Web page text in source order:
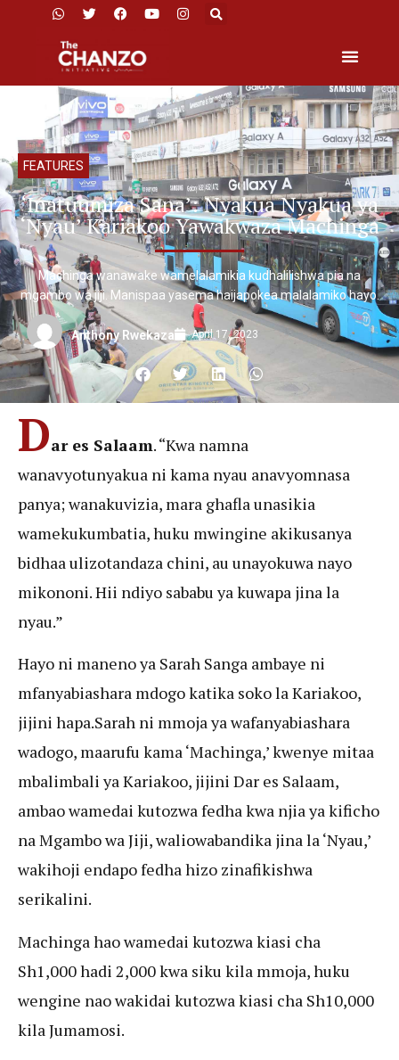
FEATURES
‘Inatuumiza Sana’: Nyakua Nyakua ya
‘Nyau’ Kariakoo Yawakwaza Machinga
Machinga wanawake wamelalamikia kudhalilishwa pia na
mgambo wa jiji. Manispaa yasema haijapokea malalamiko hayo.
Anthony Rwekaza April 17, 2023
Dar es Salaam. “Kwa namna
wanavyotunyakua ni kama nyau anavyomnasa
panya; wanakuvizia, mara ghafla unasikia
wamekukumbatia, huku mwingine akikusanya
bidhaa ulizotandaza chini, au unayokuwa nayo
mikononi. Hii ndiyo sababu ya kuwapa jina la
nyau.”
Hayo ni maneno ya Sarah Sanga ambaye ni
mfanyabiashara mdogo katika soko la Kariakoo,
jijini hapa.Sarah ni mmoja ya wafanyabiashara
wadogo, maarufu kama ‘Machinga,’ kwenye mitaa
mbalimbali ya Kariakoo, jijini Dar es Salaam,
ambao wamedai kutozwa fedha kwa njia ya kificho
na Mgambo wa Jiji, waliowabandika jina la ‘Nyau,’
wakihoji endapo fedha hizo zinafikishwa
serikalini.
Machinga hao wamedai kutozwa kiasi cha
Sh1,000 hadi 2,000 kwa siku kila mmoja, huku
wengine nao wakidai kutozwa kiasi cha Sh10,000
kila Jumamosi.